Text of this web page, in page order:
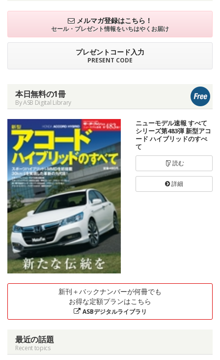
メルマガ登録はこちら！
セール・プレゼント情報をいちはやくお届け
プレゼントコード入力
PRESENT CODE
本日無料の1冊
By ASB Digital Library
ニューモデル速報 すべて
シリーズ第483弾 新型アコ
ード ハイブリッドのすべ
て
読む
詳細
新刊＋バックナンバーが何冊でも
お得な定額プランはこちら
ASBデジタルライブラリ
最近の話題
Recent topics